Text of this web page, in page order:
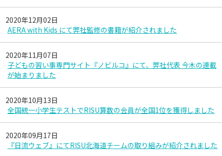
2020年12月02日
AERA with Kids にて弊社監修の書籍が紹介されました
2020年11月07日
子どもの習い事専門サイト『ノビルコ』にて、弊社代表 今木の連載
が始まりました
2020年10月13日
全国統一小学生テストでRISU算数の会員が全国1位を獲得しました
2020年09月17日
『日流ウェブ』にてRISU北海道チームの取り組みが紹介されました